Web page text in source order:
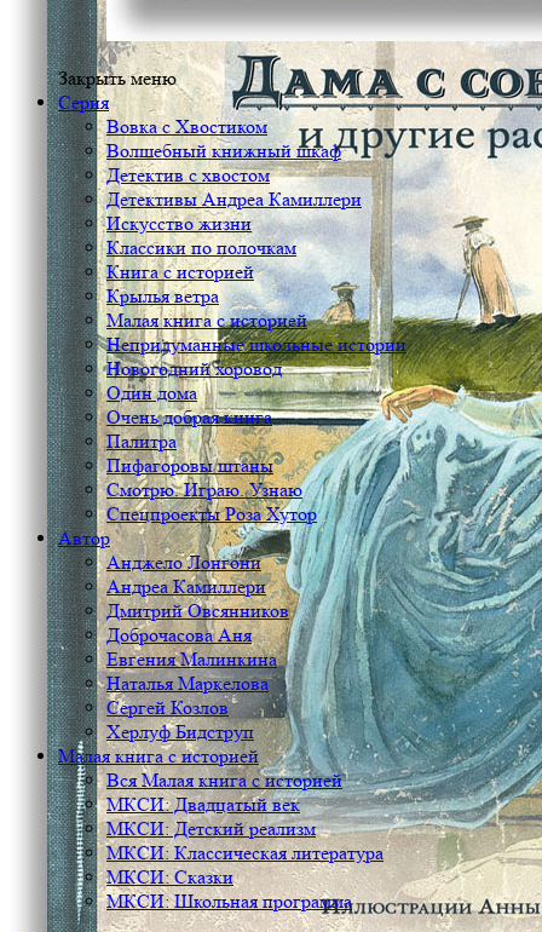
Закрыть меню
Серия
Вовка с Хвостиком
Волшебный книжный шкаф
Детектив с хвостом
Детективы Андреа Камиллери
Искусство жизни
Классики по полочкам
Книга с историей
Крылья ветра
Малая книга с историей
Непридуманные школьные истории
Новогодний хоровод
Один дома
Очень добрая книга
Палитра
Пифагоровы штаны
Смотрю. Играю. Узнаю
Спецпроекты Роза Хутор
Автор
Анджело Лонгони
Андреа Камиллери
Дмитрий Овсянников
Доброчасова Аня
Евгения Малинкина
Наталья Маркелова
Сергей Козлов
Херлуф Бидструп
Малая книга с историей
Вся Малая книга с историей
МКСИ: Двадцатый век
МКСИ: Детский реализм
МКСИ: Классическая литература
МКСИ: Сказки
МКСИ: Школьная программа